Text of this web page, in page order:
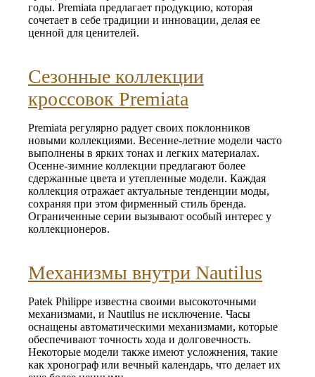
годы. Premiata предлагает продукцию, которая
сочетает в себе традиции и инновации, делая ее
ценной для ценителей.
Сезонные коллекции
кроссовок Premiata
Premiata регулярно радует своих поклонников
новыми коллекциями. Весенне-летние модели часто
выполнены в ярких тонах и легких материалах.
Осенне-зимние коллекции предлагают более
сдержанные цвета и утепленные модели. Каждая
коллекция отражает актуальные тенденции моды,
сохраняя при этом фирменный стиль бренда.
Ограниченные серии вызывают особый интерес у
коллекционеров.
Механизмы внутри Nautilus
Patek Philippe известна своими высокоточными
механизмами, и Nautilus не исключение. Часы
оснащены автоматическими механизмами, которые
обеспечивают точность хода и долговечность.
Некоторые модели также имеют усложнения, такие
как хронограф или вечный календарь, что делает их